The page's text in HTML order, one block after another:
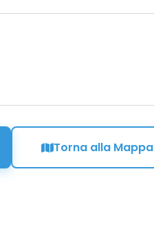
Torna alla Mappa